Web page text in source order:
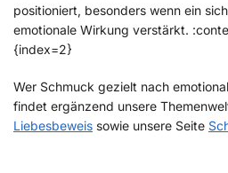
positioniert, besonders wenn ein
emotionale Wirkung verstärkt.
{index=2}
Wer Schmuck gezielt nach
findet ergänzend unsere
Liebesbeweis sowie unsere Seite